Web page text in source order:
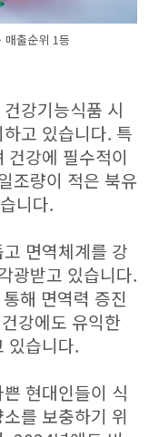
매출순위 1등
강기능식품 시
고 있습니다. 특
건강에 필수적이
조량이 적은 북유
니다.
면역체계를 강
광받고 있습니다.
해 면역력 증진
강에도 유익한
있습니다.
현대인들이 식
를 보충하기 위